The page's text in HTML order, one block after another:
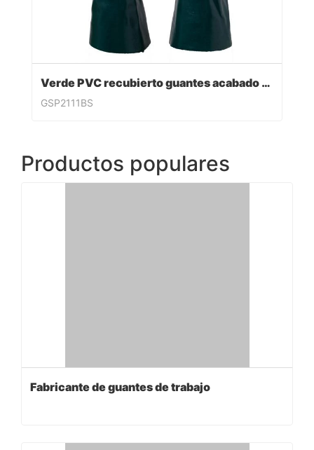
Verde PVC recubierto guantes acabado sandy
GSP2111BS
Productos populares
Fabricante de guantes de trabajo